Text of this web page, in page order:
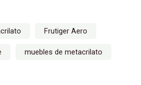
Frutiger Aero
muebles de metacrilato